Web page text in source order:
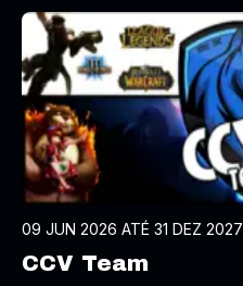
09 JUN 2026 ATÉ 31 DEZ 2027
CCV Team